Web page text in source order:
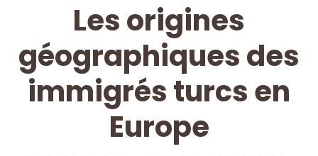
Les origines
géographiques des
immigrés turcs en
Europe